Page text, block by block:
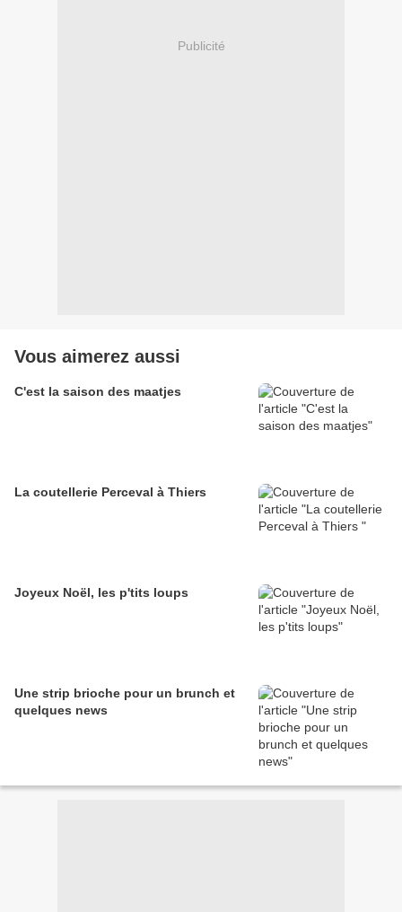
Publicité
Vous aimerez aussi
C'est la saison des maatjes
La coutellerie Perceval à Thiers
Joyeux Noël, les p'tits loups
Une strip brioche pour un brunch et
quelques news